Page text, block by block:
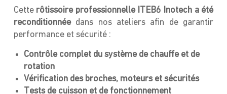
Cette rôtissoire professionnelle ITEB6 Inotech a été
reconditionnéedans nos ateliers afin de garantir
performance et sécurité :
Contrôle complet du système de chauffe et de
rotation
Vérification des broches, moteurs et sécurités
Tests de cuisson et de fonctionnement